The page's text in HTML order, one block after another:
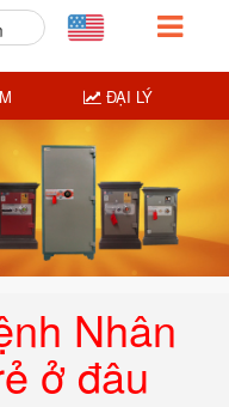
Nhân
ở đâu
ĐẠI LÝ